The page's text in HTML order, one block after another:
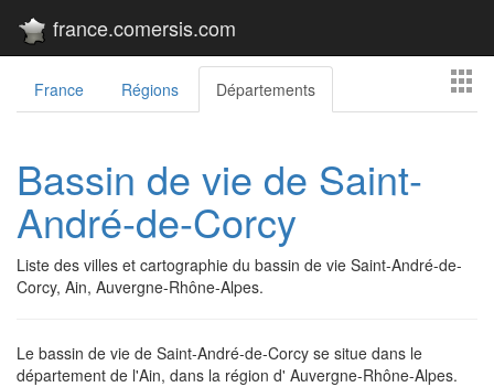
france.comersis.com
France Régions Départements
Bassin de vie de Saint-
André-de-Corcy
Liste des villes et cartographie du bassin de vie Saint-André-de-
Corcy, Ain, Auvergne-Rhône-Alpes.
Le bassin de vie de Saint-André-de-Corcy se situe dans le
département de l'Ain, dans la région d' Auvergne-Rhône-Alpes.